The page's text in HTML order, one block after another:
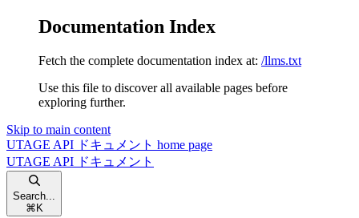
Documentation Index
Fetch the complete documentation index at: /llms.txt
Use this file to discover all available pages before
exploring further.
Skip to main content
UTAGE API ドキュメント home page
UTAGE API ドキュメント
Search...
⌘ K